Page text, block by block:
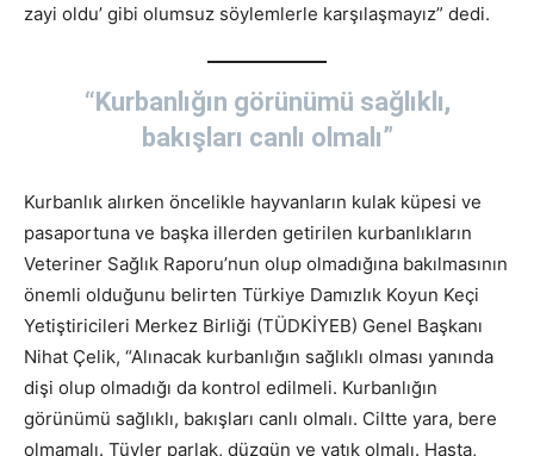
zayi oldu’ gibi olumsuz söylemlerle karşılaşmayız” dedi.
“Kurbanlığın görünümü sağlıklı,
bakışları canlı olmalı”
Kurbanlık alırken öncelikle hayvanların kulak küpesi ve
pasaportuna ve başka illerden getirilen kurbanlıkların
Veteriner Sağlık Raporu’nun olup olmadığına bakılmasının
önemli olduğunu belirten Türkiye Damızlık Koyun Keçi
Yetiştiricileri Merkez Birliği (TÜDKİYEB) Genel Başkanı
Nihat Çelik, “Alınacak kurbanlığın sağlıklı olması yanında
dişi olup olmadığı da kontrol edilmeli. Kurbanlığın
görünümü sağlıklı, bakışları canlı olmalı. Ciltte yara, bere
olmamalı. Tüyler parlak, düzgün ve yatık olmalı. Hasta,